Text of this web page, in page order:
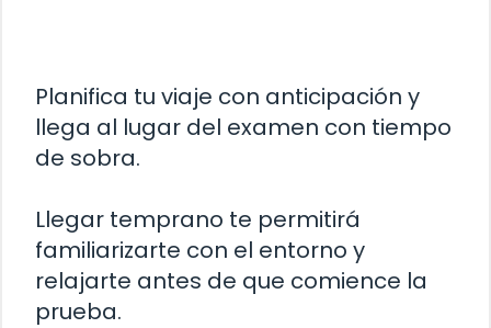
Planifica tu viaje con anticipación y
llega al lugar del examen con tiempo
de sobra.
Llegar temprano te permitirá
familiarizarte con el entorno y
relajarte antes de que comience la
prueba.